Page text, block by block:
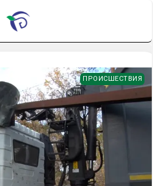
ПРОИСШЕСТВИЯ